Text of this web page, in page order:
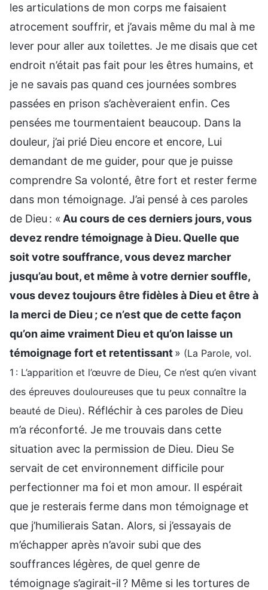
les articulations de mon corps me faisaient
atrocement souffrir, et j’avais même du mal à me
lever pour aller aux toilettes. Je me disais que cet
endroit n’était pas fait pour les êtres humains, et
je ne savais pas quand ces journées sombres
passées en prison s’achèveraient enfin. Ces
pensées me tourmentaient beaucoup. Dans la
douleur, j’ai prié Dieu encore et encore, Lui
demandant de me guider, pour que je puisse
comprendre Sa volonté, être fort et rester ferme
dans mon témoignage. J’ai pensé à ces paroles
de Dieu : « Au cours de ces derniers jours, vous
devez rendre témoignage à Dieu. Quelle que
soit votre souffrance, vous devez marcher
jusqu’au bout, et même à votre dernier souffle,
vous devez toujours être fidèles à Dieu et être à
la merci de Dieu ; ce n’est que de cette façon
qu’on aime vraiment Dieu et qu’on laisse un
témoignage fort et retentissant» (La Parole, vol.
1 : L’apparition et l’œuvre de Dieu, Ce n’est qu’en vivant
des épreuves douloureuses que tu peux connaître la
beauté de Dieu). Réfléchir à ces paroles de Dieu
m’a réconforté. Je me trouvais dans cette
situation avec la permission de Dieu. Dieu Se
servait de cet environnement difficile pour
perfectionner ma foi et mon amour. Il espérait
que je resterais ferme dans mon témoignage et
que j’humilierais Satan. Alors, si j’essayais de
m’échapper après n’avoir subi que des
souffrances légères, de quel genre de
témoignage s’agirait-il ? Même si les tortures de